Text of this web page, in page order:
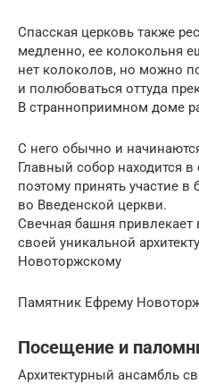
Спасская церковь также
медленно, ее колокольня
нет колоколов, но можно
и полюбоваться оттуда
В странноприимном доме
С него обычно и
Главный собор находится
поэтому принять участие
во Введенской церкви.
Свечная башня привлекает
своей уникальной
Новоторжскому
Памятник Ефрему
Посещение и
Архитектурный ансамбль